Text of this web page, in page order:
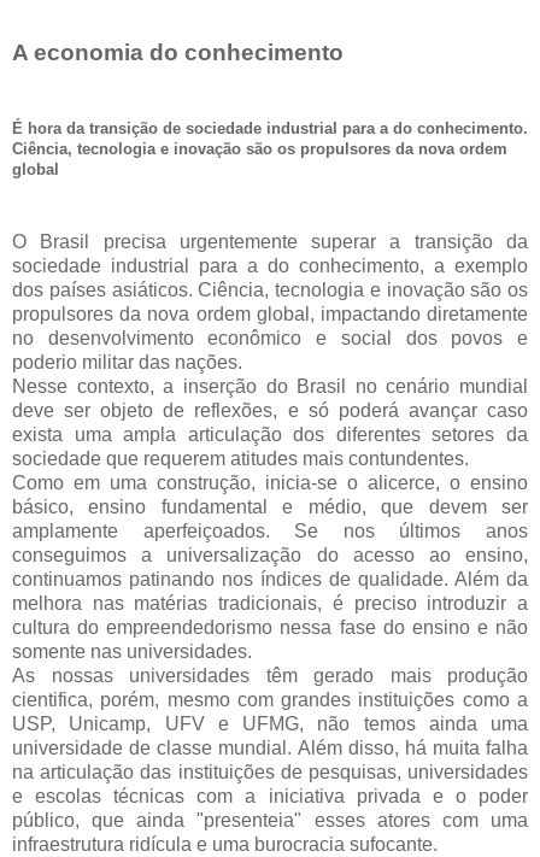
A economia do conhecimento
É hora da transição de sociedade industrial para a do conhecimento.
Ciência, tecnologia e inovação são os propulsores da nova ordem
global
O Brasil precisa urgentemente superar a transição da
sociedade industrial para a do conhecimento, a exemplo
dos países asiáticos. Ciência, tecnologia e inovação são os
propulsores da nova ordem global, impactando diretamente
no desenvolvimento econômico e social dos povos e
poderio militar das nações.
Nesse contexto, a inserção do Brasil no cenário mundial
deve ser objeto de reflexões, e só poderá avançar caso
exista uma ampla articulação dos diferentes setores da
sociedade que requerem atitudes mais contundentes.
Como em uma construção, inicia-se o alicerce, o ensino
básico, ensino fundamental e médio, que devem ser
amplamente aperfeiçoados. Se nos últimos anos
conseguimos a universalização do acesso ao ensino,
continuamos patinando nos índices de qualidade. Além da
melhora nas matérias tradicionais, é preciso introduzir a
cultura do empreendedorismo nessa fase do ensino e não
somente nas universidades.
As nossas universidades têm gerado mais produção
cientifica, porém, mesmo com grandes instituições como a
USP, Unicamp, UFV e UFMG, não temos ainda uma
universidade de classe mundial. Além disso, há muita falha
na articulação das instituições de pesquisas, universidades
e escolas técnicas com a iniciativa privada e o poder
público, que ainda "presenteia" esses atores com uma
infraestrutura ridícula e uma burocracia sufocante.